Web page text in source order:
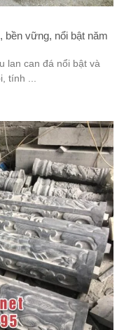
bền vững, nổi bật năm
lan can đá nổi bật và
tính ...